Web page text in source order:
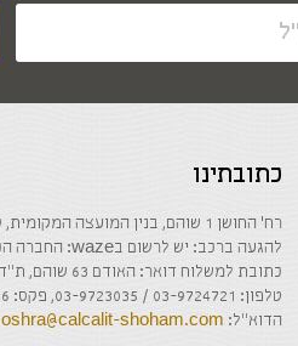
כתובתינו
רח' החושן 1 שוהם, בנין המועצה המקומית, קומה 1-
להגעה ברכב: יש לרשום בwaze: החברה הכלכלית שוהם
כתובת למשלוח דואר: האודם 63 שוהם, ת"ד 1, 6080363
טלפון: 03-9724721 / 03-9723035, פקס: 03-9723056
הדוא"ל: oshra@calcalit-shoham.com